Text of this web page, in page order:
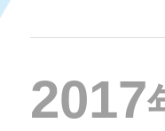
2017